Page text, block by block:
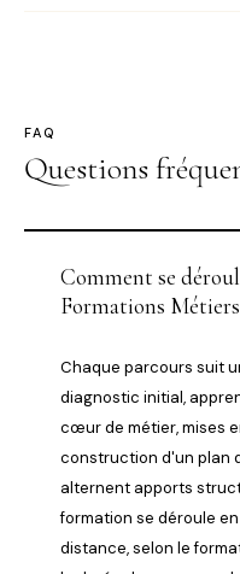
FAQ
Questions
Comment se
Formations Métiers
Chaque parcours suit
diagnostic initial,
cœur de métier, mises
construction d'un plan
alternent apports
formation se déroule
distance, selon le